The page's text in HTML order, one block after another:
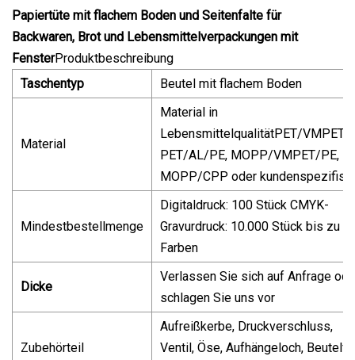
Papiertüte mit flachem Boden und Seitenfalte für
Backwaren, Brot und Lebensmittelverpackungen mit
FensterProduktbeschreibung
Taschentyp
Beutel mit flachem Boden
Material
Material in
LebensmittelqualitätPET/VMPET/
PET/AL/PE, MOPP/VMPET/PE,
MOPP/CPP oder
Mindestbestellmenge
Digitaldruck: 100 Stück CMYK-
Gravurdruck: 10.000 Stück bis zu 9
Farben
Dicke
Verlassen Sie sich auf Anfrage
schlagen Sie uns vor
Zubehörteil
Aufreißkerbe, Druckverschluss,
Ventil, Öse, Aufhängeloch,